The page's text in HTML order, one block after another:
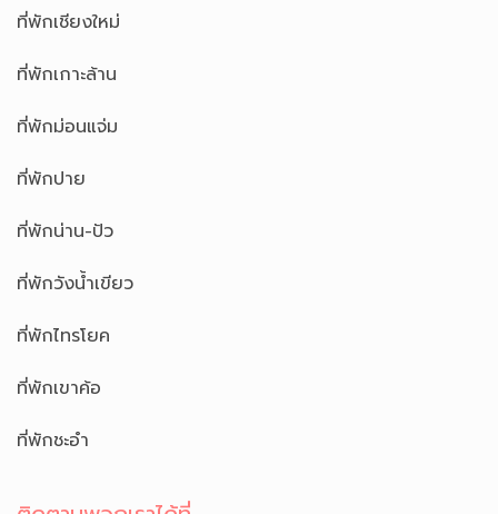
ที่พักเชียงใหม่
ที่พักเกาะล้าน
ที่พักม่อนแจ่ม
ที่พักปาย
ที่พักน่าน-ปัว
ที่พักวังน้ำเขียว
ที่พักไทรโยค
ที่พักเขาค้อ
ที่พักชะอำ